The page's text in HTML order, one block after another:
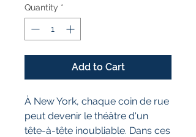
Quantity *
Add to Cart
À New York, chaque coin de rue
peut devenir le théâtre d'un
tête-à-tête inoubliable. Dans ces